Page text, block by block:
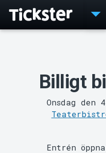
Billigt
Onsdag den
Entrén